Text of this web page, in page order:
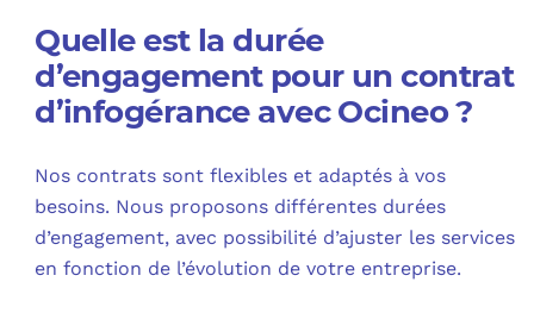
Quelle est la durée
d’engagement pour un contrat
d’infogérance avec Ocineo ?
Nos contrats sont flexibles et adaptés à vos
besoins. Nous proposons différentes durées
d’engagement, avec possibilité d’ajuster les services
en fonction de l’évolution de votre entreprise.